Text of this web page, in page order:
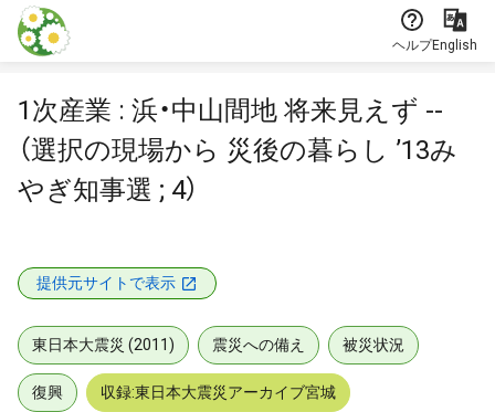
本文に飛ぶ
ヘルプEnglish
1次産業 : 浜・中山間地 将来見えず --
（選択の現場から 災後の暮らし ’13み
やぎ知事選 ; 4）
提供元サイトで表示
東日本大震災 (2011) 震災への備え 被災状況
復興 収録:東日本大震災アーカイブ宮城